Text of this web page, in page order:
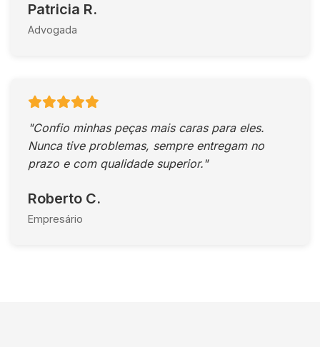
Patricia R.
Advogada
"Confio minhas peças mais caras para eles.
Nunca tive problemas, sempre entregam no
prazo e com qualidade superior."
Roberto C.
Empresário